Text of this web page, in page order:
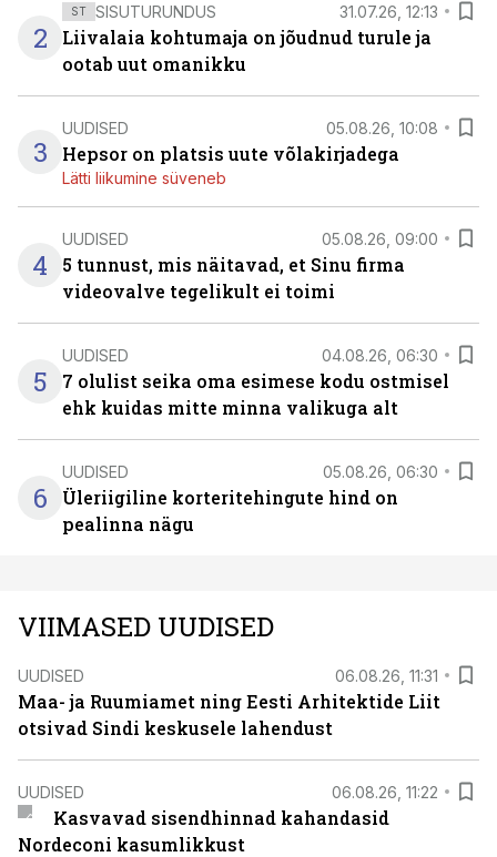
2
ST SISUTURUNDUS 31.07.26, 12:13
Liivalaia kohtumaja on jõudnud turule ja
ootab uut omanikku
3
UUDISED 05.08.26, 10:08
Hepsor on platsis uute võlakirjadega
Lätti liikumine süveneb
4
UUDISED 05.08.26, 09:00
5 tunnust, mis näitavad, et Sinu firma
videovalve tegelikult ei toimi
5
UUDISED 04.08.26, 06:30
7 olulist seika oma esimese kodu ostmisel
ehk kuidas mitte minna valikuga alt
6
UUDISED 05.08.26, 06:30
Üleriigiline korteritehingute hind on
pealinna nägu
VIIMASED UUDISED
UUDISED 06.08.26, 11:31
Maa- ja Ruumiamet ning Eesti Arhitektide Liit
otsivad Sindi keskusele lahendust
UUDISED 06.08.26, 11:22
Kasvavad sisendhinnad kahandasid
Nordeconi kasumlikkust